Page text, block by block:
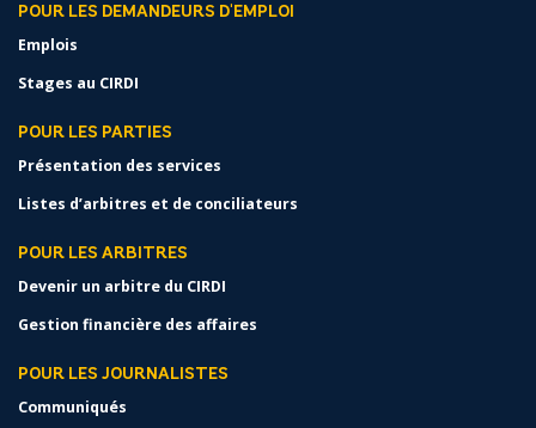
POUR LES DEMANDEURS D'EMPLOI
Emplois
Stages au CIRDI
POUR LES PARTIES
Présentation des services
Listes d’arbitres et de conciliateurs
POUR LES ARBITRES
Devenir un arbitre du CIRDI
Gestion financière des affaires
POUR LES JOURNALISTES
Communiqués